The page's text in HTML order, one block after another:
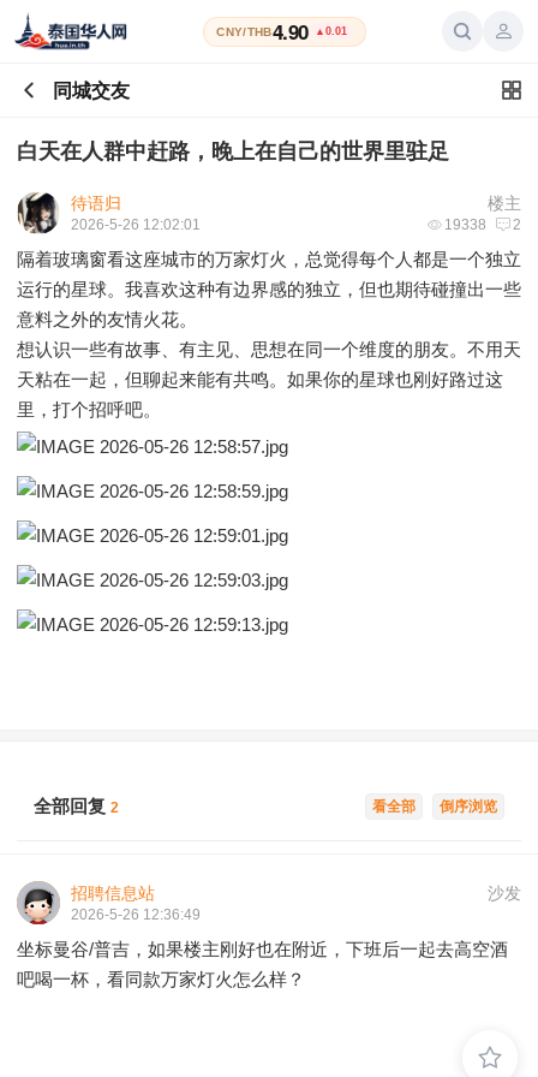
CNY/THB4.90 ▲0.01
同城交友
白天在人群中赶路，晚上在自己的世界里驻足
楼主
待语归
19338 2
2026-5-26 12:02:01
隔着玻璃窗看这座城市的万家灯火，总觉得每个人都是一个独立
运行的星球。我喜欢这种有边界感的独立，但也期待碰撞出一些
意料之外的友情火花。
想认识一些有故事、有主见、思想在同一个维度的朋友。不用天
天粘在一起，但聊起来能有共鸣。如果你的星球也刚好路过这
里，打个招呼吧。
倒序浏览
看全部
全部回复 2
沙发
招聘信息站
2026-5-26 12:36:49
坐标曼谷/普吉，如果楼主刚好也在附近，下班后一起去高空酒
吧喝一杯，看同款万家灯火怎么样？